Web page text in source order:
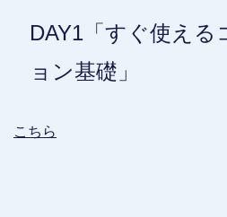
DAY1「すぐ使える
ョン基礎」
こちら